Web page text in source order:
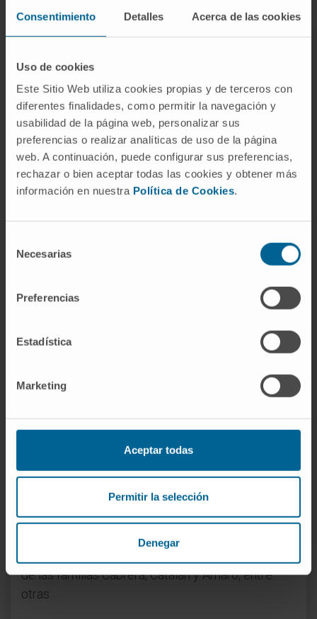
Consentimiento Detalles Acerca de las cookies
Uso de cookies
Este Sitio Web utiliza cookies propias y de terceros con
diferentes finalidades, como permitir la navegación y
usabilidad de la página web, personalizar sus
preferencias o realizar analíticas de uso de la página
web. A continuación, puede configurar sus preferencias,
rechazar o bien aceptar todas las cookies y obtener más
información en nuestra Política de Cookies.
Necesarias
Preferencias
Estadística
Marketing
Aceptar todas
Permitir la selección
Denegar
radioterapia y la respuesta inmune. Además,
gracias al particular diseño del vector, esto ocurre
evita la aparición de toxicidad en otros órganos”,
apunta el investigador del Cima.
Los resultados han confirmado la seguridad y
eficacia de esta terapia combinada en
múltiples modelos experimentales de tumores
sólidos como melanoma, cáncer de páncreas,
colon o pulmón, entre otros. “En los próximos
meses continuaremos con los estudios de
Medicamento
(Drug Development Unit-DDUNAV)
Universidad de Navarra
para calibrar la dosis
esperamos iniciar los ensayos clínicos fase I en
2027”, concluye el Dr. Jesús Prieto, codirector del
Medicina.
En el trabajo han participado grupos
London (Reino Unido) y del Broad Institute, en
Cambridge (Estados Unidos), y ha contado con
financiación pública del Ministerio de Ciencia,
Innovación y Universidades y del Gobierno de
Navarra, con el apoyo de las fundaciones Aciturri,
de las familias Cabrera, Catalán y Amaro, entre
otras.